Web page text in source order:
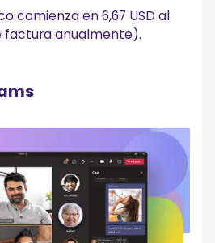
comienza en 6,67 USD al
factura anualmente).